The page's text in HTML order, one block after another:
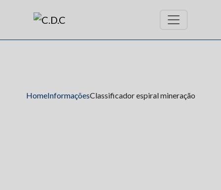
HomeInformaçõesClassificador espiral mineração